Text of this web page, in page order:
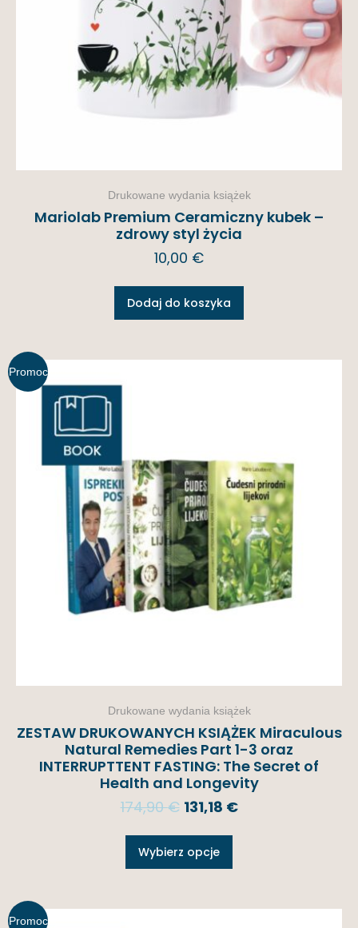
Drukowane wydania książek
Mariolab Premium Ceramiczny kubek –
zdrowy styl życia
10,00 €
Dodaj do koszyka
Promoc
Drukowane wydania książek
ZESTAW DRUKOWANYCH KSIĄŻEK Miraculous
Natural Remedies Part 1-3 oraz
INTERRUPTTENT FASTING: The Secret of
Health and Longevity
174,90€ 131,18 €
Wybierz opcje
Promoc